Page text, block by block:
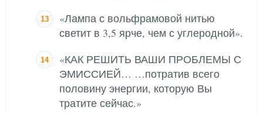
«Лампа с вольфрамовой нитью
светит в 3,5 ярче, чем с углеродной».
«КАК РЕШИТЬ ВАШИ ПРОБЛЕМЫ С
ЭМИССИЕЙ… …потратив всего
половину энергии, которую Вы
тратите сейчас.»